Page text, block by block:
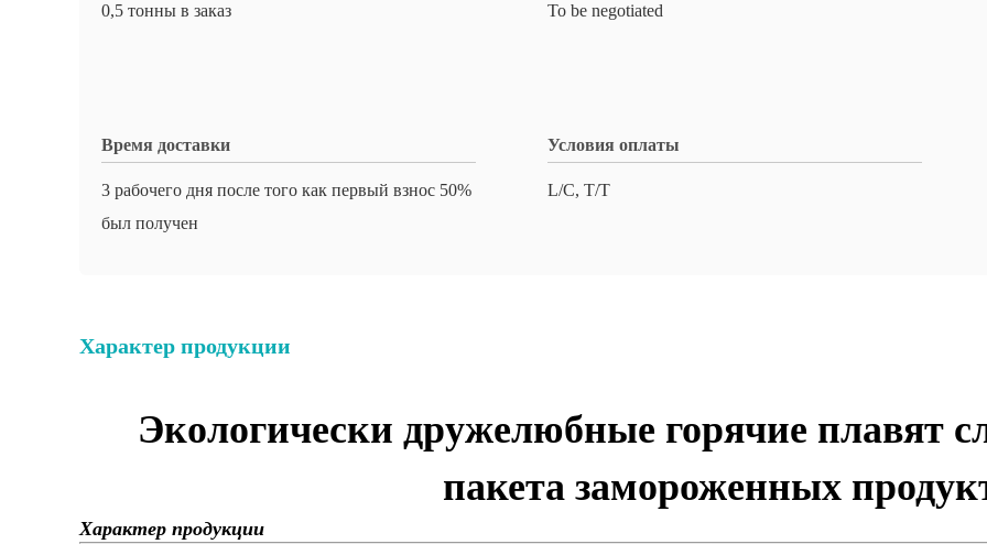
0,5 тонны в заказ To be negotiated
Время доставки
3 рабочего дня после того как первый взнос 50%
был получен
Условия оплаты
L/C, T/T
Характер продукции
Экологически дружелюбные горячие плавят
пакета замороженных
Характер продукции